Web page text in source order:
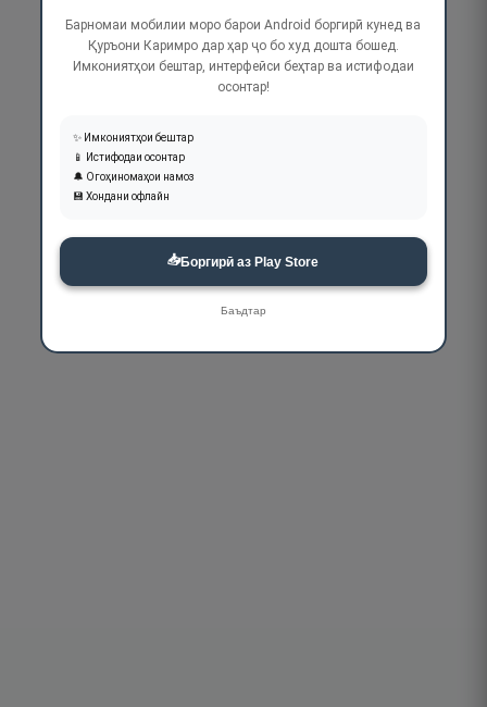
Барномаи мобилии моро барои Android боргирӣ кунед ва
Қуръони Каримро дар ҳар ҷо бо худ дошта бошед.
Имкониятҳои бештар, интерфейси беҳтар ва истифодаи
осонтар!
✨ Имкониятҳои бештар
📱 Истифодаи осонтар
🔔 Огоҳиномаҳои намоз
💾 Хондани офлайн
📥Боргирӣ аз Play Store
Баъдтар